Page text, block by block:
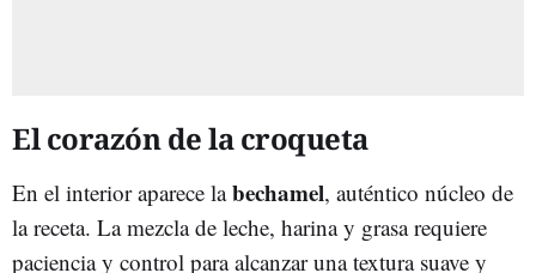
El corazón de la croqueta
En el interior aparece labechamel, auténtico núcleo de
la receta. La mezcla de leche, harina y grasa requiere
paciencia y control para alcanzar una textura suave y